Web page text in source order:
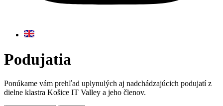
Podujatia
Ponúkame vám prehľad uplynulých aj nadchádzajúcich podujatí z
dielne klastra Košice IT Valley a jeho členov.